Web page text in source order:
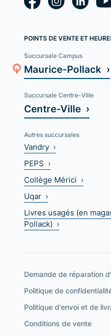
POINTS DE VENTE ET
Succursale Campus
Maurice-Pollack ›
Succursale Centre-Ville
Centre-Ville ›
Autres succursales
Vandry ›
PEPS ›
Collège Mérici ›
Uqar ›
Livres usagés (en
Pollack) ›
Demande de réparation
Politique de
Politique d'envoi et de
Conditions de vente